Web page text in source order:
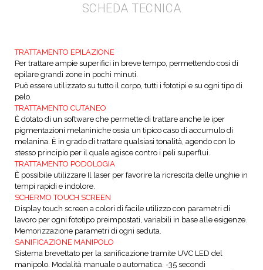
SCHEDA TECNICA
TRATTAMENTO EPILAZIONE
Per trattare ampie superifici in breve tempo, permettendo cosi di
epilare grandi zone in pochi minuti.
Può essere utilizzato su tutto il corpo, tutti i fototipi e su ogni tipo di
pelo.
TRATTAMENTO CUTANEO
È dotato di un software che permette di trattare anche le iper
pigmentazioni melaniniche ossia un tipico caso di accumulo di
melanina. È in grado di trattare qualsiasi tonalità, agendo con lo
stesso principio per il quale agisce contro i peli superflui.
TRATTAMENTO PODOLOGIA
È possibile utilizzare Il laser per favorire la ricrescita delle unghie in
tempi rapidi e indolore.
SCHERMO TOUCH SCREEN
Display touch screen a colori di facile utilizzo con parametri di
lavoro per ogni fototipo preimpostati, variabili in base alle esigenze.
Memorizzazione parametri di ogni seduta.
SANIFICAZIONE MANIPOLO
Sistema brevettato per la sanificazione tramite UVC LED del
manipolo. Modalità manuale o automatica. -35 secondi